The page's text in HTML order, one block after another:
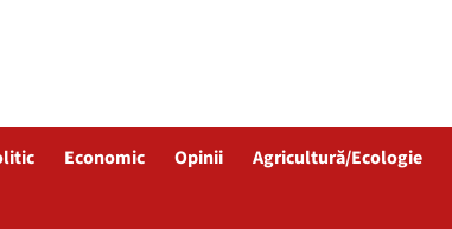
Economic Opinii Agricultură/Ecologie